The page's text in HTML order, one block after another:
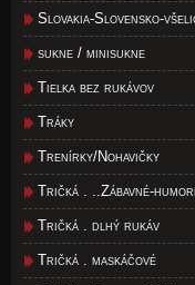
Slovakia-Slovensko-
sukne / minisukne
Tielka bez rukávov
Tráky
Trenírky/Nohavičky
Tričká . ..Zábavné-
Tričká . dlhý rukáv
Tričká . maskáčové